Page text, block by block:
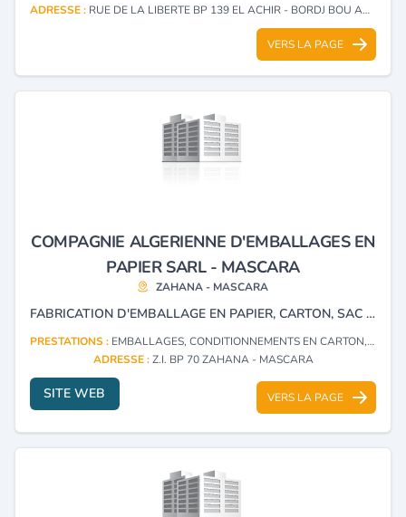
ADRESSE : RUE DE LA LIBERTE BP 139 EL ACHIR - BORDJ BOU ARRERIDJ
VERS LA PAGE
COMPAGNIE ALGERIENNE D'EMBALLAGES EN
PAPIER SARL - MASCARA
ZAHANA - MASCARA
FABRICATION D'EMBALLAGE EN PAPIER, CARTON, SAC DE CIMENT ALIMENT DE BÉTAIL.
PRESTATIONS : EMBALLAGES, CONDITIONNEMENTS EN CARTON, PAPIER
ADRESSE :Z.I. BP 70 ZAHANA - MASCARA
SITE WEB VERS LA PAGE